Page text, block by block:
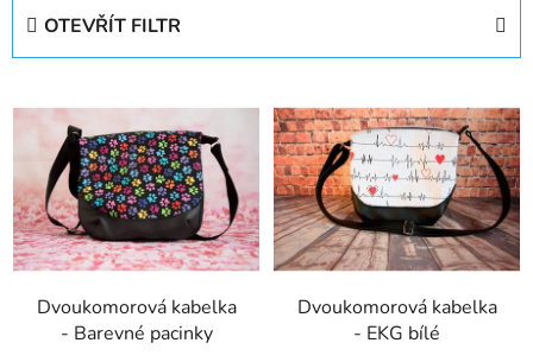
n
í
p
d
u
k
OTEVŘÍT FILTR
i
s
p
r
Dvoukomorová kabelka
- Barevné pacinky
Dvoukomorová kabelka
- EKG bílé